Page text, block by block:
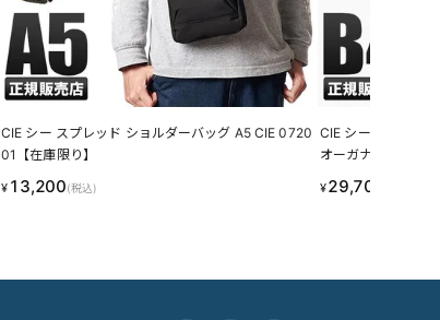
CIE シー スプレッド ショルダーバッグ A5 CIE 0720
01【在庫限り】
¥ 13,200(税込)
CIE シー イナフ リ
オーガナイザーポ
ビラ CIE 022220
¥29,700